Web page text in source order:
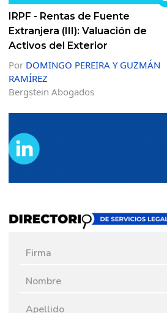
IRPF - Rentas de Fuente
Extranjera (III): Valuación de
Activos del Exterior
Por DOMINGO PEREIRA Y GUZMÁN
RAMÍREZ
Bergstein Abogados